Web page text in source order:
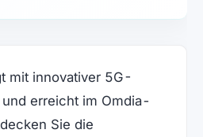
mit innovativer 5G-
erreicht im Omdia-
Sie die